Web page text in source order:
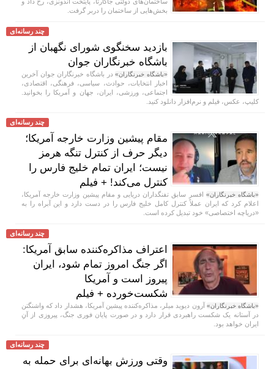
بخش‌هایی از ساختمان را دربر گرفت.
چند رسانه‌ای
بازدید سخنگوی شورای نگهبان از
باشگاه خبرنگاران جوان
«باشگاه خبرنگاران»در باشگاه خبرنگاران جوان آخرین
اخبار انتخابات، حوادث، سیاسی، فرهنگی، اقتصادی،
اجتماعی، ورزشی، ایران، جهان و آمریکا را بخوانید.
کلیپ، عکس، فیلم و نرم‌افزار دانلود کنید.
چند رسانه‌ای
مقام پیشین وزارت خارجه آمریکا؛
دیگر حرف از کنترل تنگه هرمز
نیست؛ ایران تمام خلیج فارس را
کنترل می‌کند! + فیلم
«باشگاه خبرنگاران» افسر سابق تفنگداران دریایی و مقام پیشین وزارت خارجه آمریکا،
اعلام کرد که ایران عملاً کنترل کامل خلیج فارس را در دست دارد و این آبراه را به
«دریاچه اختصاصی» خود تبدیل کرده است.
چند رسانه‌ای
اعتراف مذاکره‌کننده سابق آمریکا:
اگر جنگ امروز تمام شود، ایران
پیروز است و آمریکا
شکست‌خورده + فیلم
«باشگاه خبرنگاران» آرون دیوید میلر، مذاکره‌کننده پیشین آمریکا، هشدار داد که واشنگتن
در آستانه یک شکست راهبردی قرار دارد و در صورت پایان فوری جنگ، پیروزی از آنِ
ایران خواهد بود.
چند رسانه‌ای
وقتی ورزش بهانه‌ای برای حمله به